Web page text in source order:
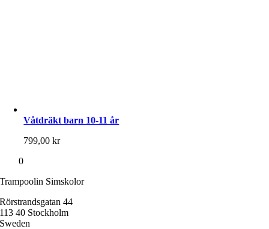
Våtdräkt barn 10-11 år
799,00kr
0
Trampoolin Simskolor
Rörstrandsgatan 44
113 40 Stockholm
Sweden